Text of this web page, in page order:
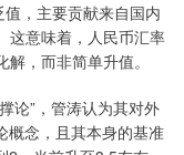
，主要贡献来自国内
这意味着，人民币汇率
，而非简单升值。
”，管涛认为其对外
概念，且其本身的基准